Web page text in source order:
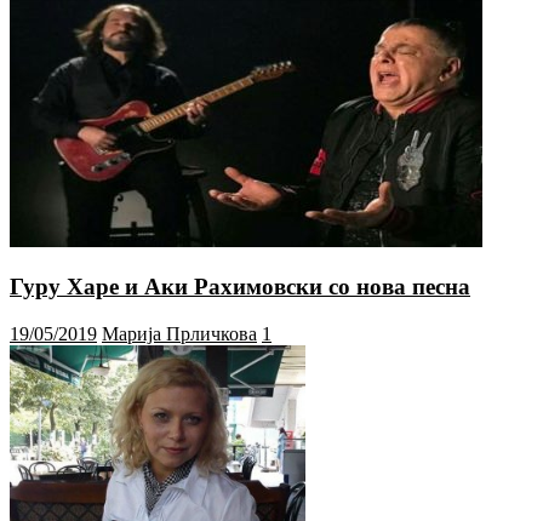
Гуру Харе и Аки Рахимовски со нова песна
19/05/2019 Марија Прличкова 1